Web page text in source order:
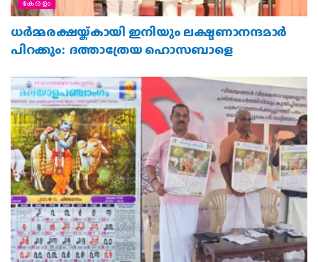
കേരളം
ധര്‍മ്മരക്ഷയ്ക്കായി ഇനിയും ലക്ഷ്മണാനന്ദമാര്‍
പിറക്കും: ദത്താത്രേയ ഹൊസബാളെ